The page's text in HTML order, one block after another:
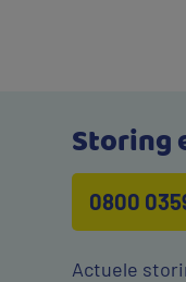
Storing
0800
Actuele